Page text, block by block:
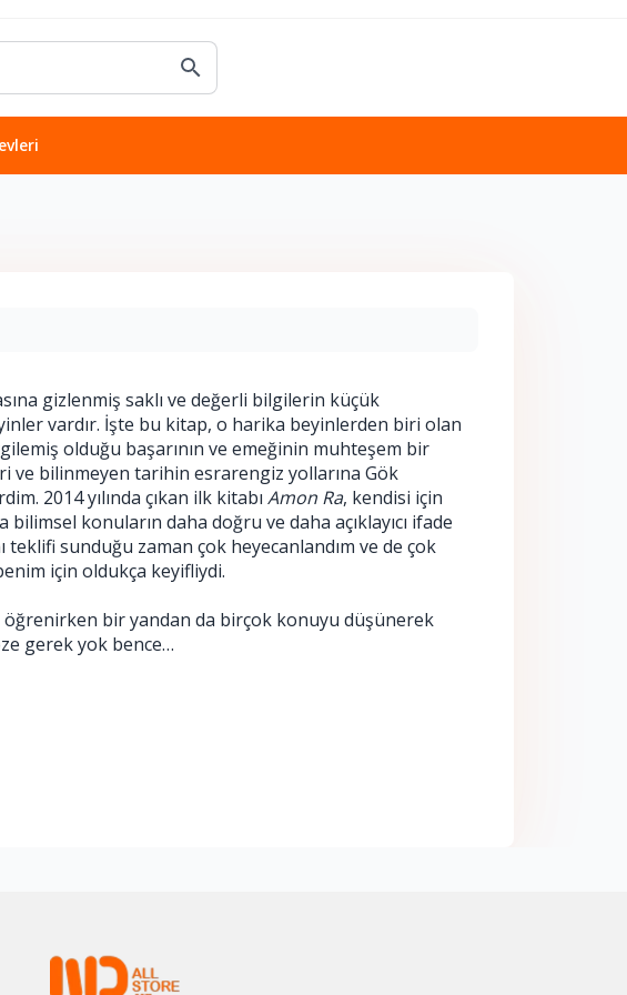
gizlenmiş saklı ve değerli bilgilerin küçük
vardır. İşte bu kitap, o harika beyinlerden biri olan
olduğu başarının ve emeğinin muhteşem bir
ve bilinmeyen tarihin esrarengiz yollarına Gök
2014 yılında çıkan ilk kitabı Amon Ra, kendisi için
konuların daha doğru ve daha açıklayıcı ifade
teklifi sunduğu zaman çok heyecanlandım ve de çok
için oldukça keyifliydi.
öğrenirken bir yandan da birçok konuyu düşünerek
gerek yok bence…